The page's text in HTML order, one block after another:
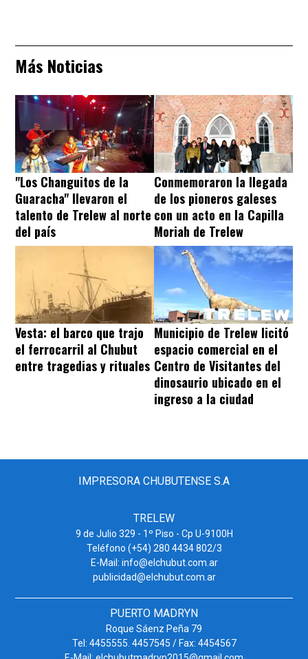
Más Noticias
"Los Changuitos de la
Guaracha" llevaron el
talento de Trelew al norte
del país
Conmemoraron la llegada
de los pioneros galeses
con un acto en la Capilla
Moriah de Trelew
Vesta: el barco que trajo
el ferrocarril al Chubut
entre tragedias y rituales
Municipio de Trelew licitó
espacio comercial en el
Centro de Visitantes del
dinosaurio ubicado en el
ingreso a la ciudad
IMPRESORA CHUBUTENSE S.A
TRELEW
9 de Julio 329 - 1º Piso - Cp U-9100H
Teléfono (+54) 280 4434 802/3
E-Mail: info@elchubut.com.ar
publicidad@elchubut.com.ar
PUERTO MADRYN
Roque Sáenz Peña 79
Tel: 4455555. 4457545 / Fax: 4454567